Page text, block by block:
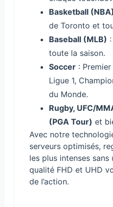
Basketball (NBA)
de Toronto et
Baseball (MLB)
toute la saison.
Soccer :
Ligue 1,
du Monde.
Rugby, UFC/
(PGA Tour) et
Avec notre
serveurs optimisés,
les plus intenses
qualité FHD et UHD
de l’action.